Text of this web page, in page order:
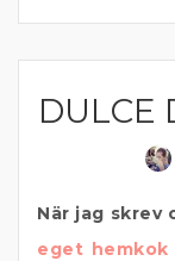
EFTERRÄTT
DULCE
När jag skrev
eget hemkok